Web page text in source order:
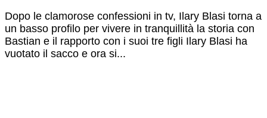
Dopo le clamorose confessioni in tv, Ilary Blasi torna a
un basso profilo per vivere in tranquillità la storia con
Bastian e il rapporto con i suoi tre figli Ilary Blasi ha
vuotato il sacco e ora si...